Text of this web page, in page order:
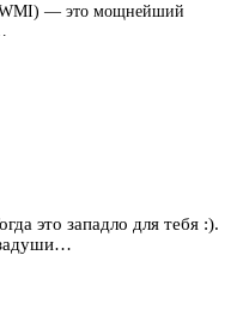
(WMI) — это мощнейший
это западло для тебя :).